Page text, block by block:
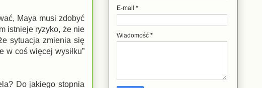
Maya musi zdobyć
istnieje ryzyko, że nie
sytuacja zmienia się
w coś więcej wysiłku”
Do jakiego stopnia
E-mail *
Wiadomość *